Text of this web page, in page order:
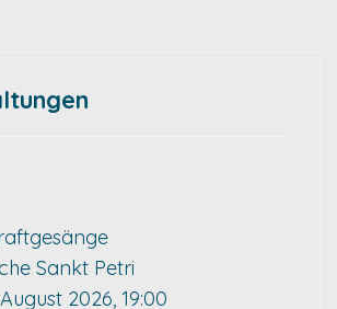
Sankt Petri
2026, 19:00